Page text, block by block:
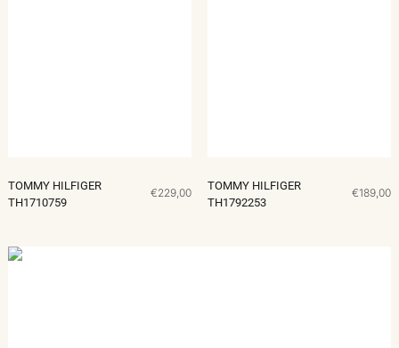
TOMMY HILFIGER
TH1710759
€229,00
TOMMY HILFIGER
TH1792253
€189,00